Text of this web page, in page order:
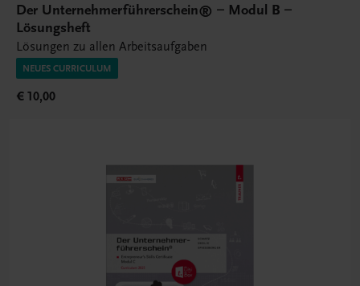
Der Unternehmerführerschein® – Modul B –
Lösungsheft
Lösungen zu allen Arbeitsaufgaben
NEUES CURRICULUM
€ 10,00